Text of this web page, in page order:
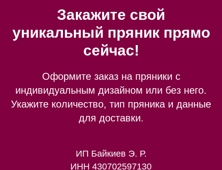
Закажите свой
уникальный пряник прямо
сейчас!
Оформите заказ на пряники с
индивидуальным дизайном или без него.
Укажите количество, тип пряника и данные
для доставки.
ИП Байкиев Э. Р.
ИНН 430702597130